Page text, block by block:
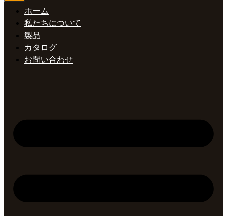
ホーム
私たちについて
製品
カタログ
お問い合わせ